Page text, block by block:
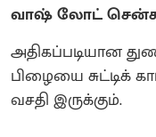
வாஷ் லோட்
அதிகப்படியான
பிழையை சுட்டிக்
வசதி இருக்கும்.